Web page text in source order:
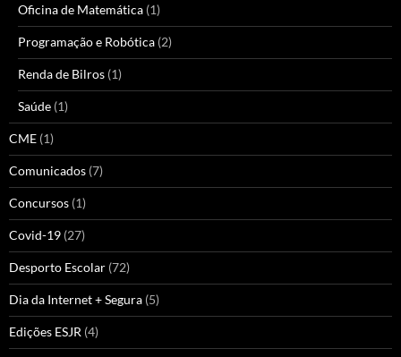
Oficina de Matemática (1)
Programação e Robótica (2)
Renda de Bilros (1)
Saúde (1)
CME (1)
Comunicados (7)
Concursos (1)
Covid-19 (27)
Desporto Escolar (72)
Dia da Internet + Segura (5)
Edições ESJR (4)